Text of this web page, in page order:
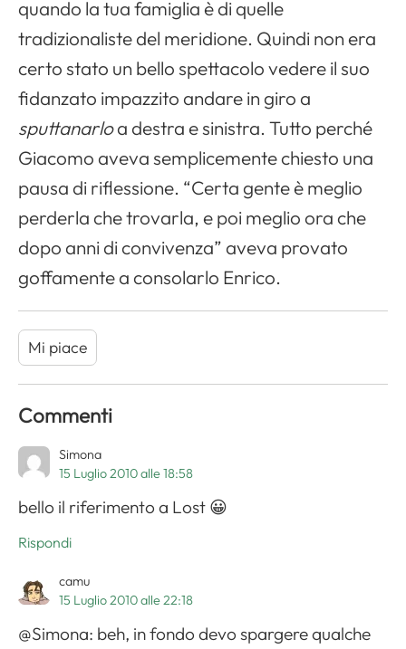
quando la tua famiglia è di quelle
tradizionaliste del meridione. Quindi non era
certo stato un bello spettacolo vedere il suo
fidanzato impazzito andare in giro a
sputtanarloa destra e sinistra. Tutto perché
Giacomo aveva semplicemente chiesto una
pausa di riflessione. “Certa gente è meglio
perderla che trovarla, e poi meglio ora che
dopo anni di convivenza” aveva provato
goffamente a consolarlo Enrico.
Mi piace
Commenti
Simona
15 Luglio 2010 alle 18:58
bello il riferimento a Lost 😀
Rispondi
camu
15 Luglio 2010 alle 22:18
@Simona: beh, in fondo devo spargere qualche